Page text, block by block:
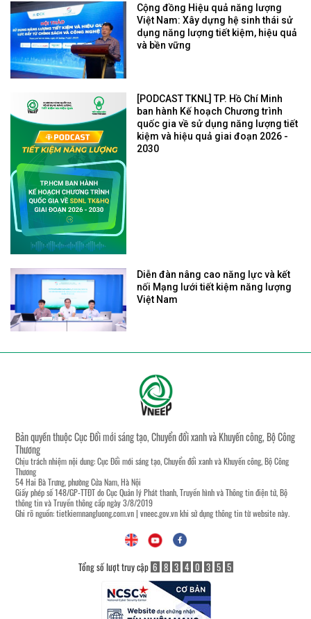
Cộng đồng Hiệu quả năng lượng
Việt Nam: Xây dựng hệ sinh thái sử
dụng năng lượng tiết kiệm, hiệu quả
và bền vững
[PODCAST TKNL] TP. Hồ Chí Minh
ban hành Kế hoạch Chương trình
quốc gia về sử dụng năng lượng tiết
kiệm và hiệu quả giai đoạn 2026 -
2030
Diễn đàn nâng cao năng lực và kết
nối Mạng lưới tiết kiệm năng lượng
Việt Nam
Bản quyền thuộc Cục Đổi mới sáng tạo, Chuyển đổi xanh và Khuyến công, Bộ Công
Thương
Chịu trách nhiệm nội dung: Cục Đổi mới sáng tạo, Chuyển đổi xanh và Khuyến công, Bộ Công
Thương
54 Hai Bà Trưng, phường Cửa Nam, Hà Nội
Giấy phép số 148/GP-TTĐT do Cục Quản lý Phát thanh, Truyền hình và Thông tin điện tử, Bộ
thông tin và Truyền thông cấp ngày 3/8/2019
Ghi rõ nguồn:tietkiemnangluong.com.vn| vneec.gov.vnkhi sử dụng thông tin từ website này.
Tổng số lượt truy cập 6 8 3 4 0 3 5 5